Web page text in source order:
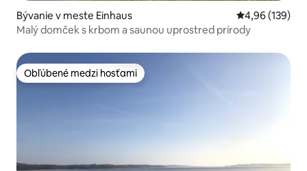
Bývanie v meste Einhaus Priemerné
4,96 (139)
Malý domček s krbom a saunou uprostred prírody
Obľúbené medzi hosťami
Obľúbené medzi hosťami